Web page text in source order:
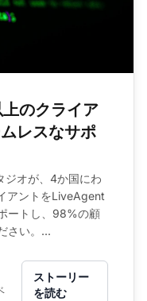
のクライア
レスなサポ
ジオが、4か国にわ
アントをLiveAgent
ートし、98%の顧
さい。...
ストーリー
を読む